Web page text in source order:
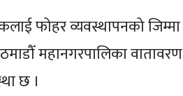
फोहर व्यवस्थापनको
महानगरपालिका
छ ।